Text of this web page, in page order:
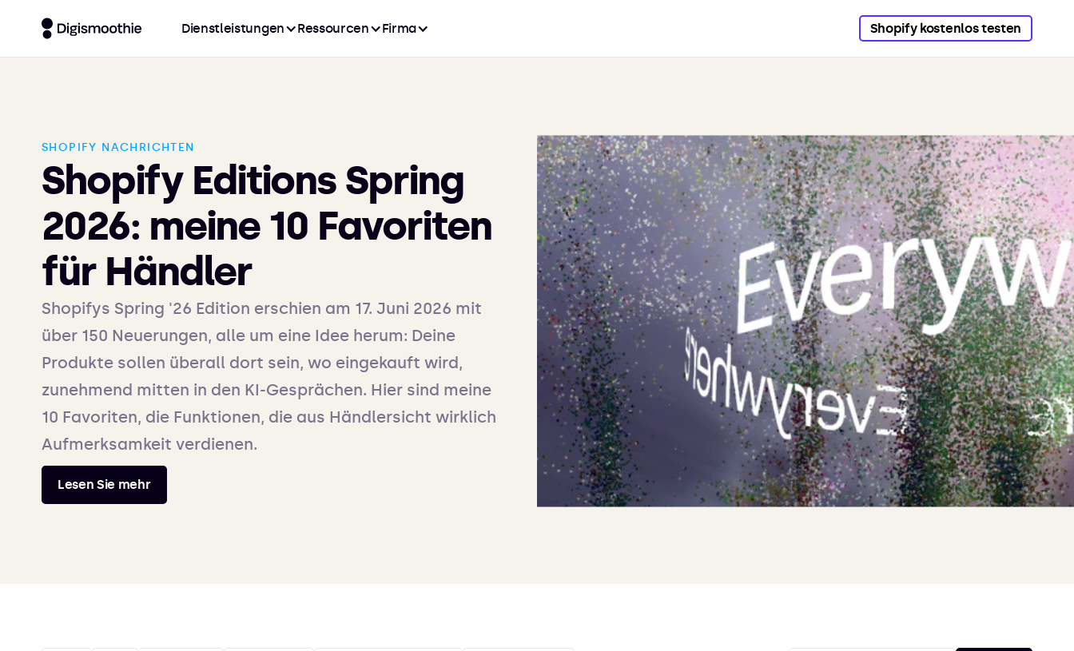
Dienstleistungen Ressourcen Firma Shopify kostenlos testen
SHOPIFY NACHRICHTEN
Shopify Editions Spring
2026: meine 10 Favoriten
für Händler
Shopifys Spring '26 Edition erschien am 17. Juni 2026 mit
über 150 Neuerungen, alle um eine Idee herum: Deine
Produkte sollen überall dort sein, wo eingekauft wird,
zunehmend mitten in den KI-Gesprächen. Hier sind meine
10 Favoriten, die Funktionen, die aus Händlersicht wirklich
Aufmerksamkeit verdienen.
Lesen Sie mehr